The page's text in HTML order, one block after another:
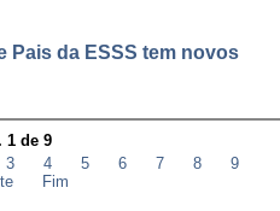
Pais da ESSS tem novos
1 de 9
3 4 5 6 7 8
9
Fim